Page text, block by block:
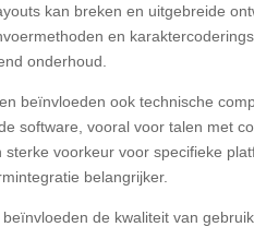
kan breken en uitgebreide
en
onderhoud.
beïnvloeden ook technische
software, vooral voor talen met
voorkeur voor specifieke
belangrijker.
de kwaliteit van